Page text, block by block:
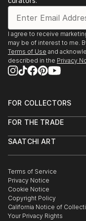
I agree to receive
may be of interest to me.
Terms of Use and
described in the Privacy
FOR COLLECTORS
Help Center
Commissions
Gift Card
FOR THE TRADE
Trade Program
Healthcare
Multi Family & Residential
Contact Art Consultant
SAATCHI ART
The Other Art Fair
Sell on Saatchi Art
Affiliate Program
Careers
Contact Support
Terms of Service
Privacy Notice
Cookie Notice
Copyright Policy
California Notice of
Your Privacy Rights